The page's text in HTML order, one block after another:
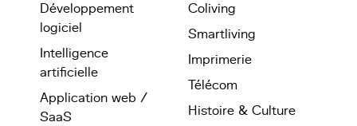
Développement
logiciel
Intelligence
artificielle
Application web /
SaaS
Coliving
Smartliving
Imprimerie
Télécom
Histoire & Culture